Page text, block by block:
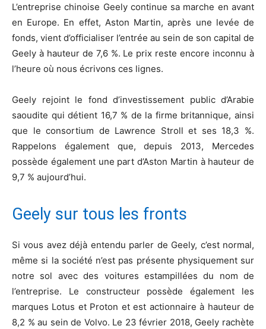
L’entreprise chinoise Geely continue sa marche en avant
en Europe. En effet, Aston Martin, après une levée de
fonds, vient d’officialiser l’entrée au sein de son capital de
Geely à hauteur de 7,6 %. Le prix reste encore inconnu à
l’heure où nous écrivons ces lignes.
Geely rejoint le fond d’investissement public d’Arabie
saoudite qui détient 16,7 % de la firme britannique, ainsi
que le consortium de Lawrence Stroll et ses 18,3 %.
Rappelons également que, depuis 2013, Mercedes
possède également une part d’Aston Martin à hauteur de
9,7 % aujourd’hui.
Geely sur tous les fronts
Si vous avez déjà entendu parler de Geely, c’est normal,
même si la société n’est pas présente physiquement sur
notre sol avec des voitures estampillées du nom de
l’entreprise. Le constructeur possède également les
marques Lotus et Proton et est actionnaire à hauteur de
8,2 % au sein de Volvo. Le 23 février 2018, Geely rachète